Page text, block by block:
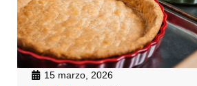
15 marzo, 2026